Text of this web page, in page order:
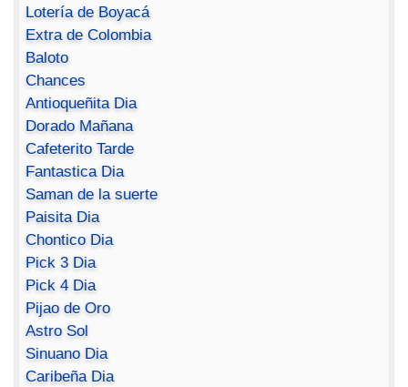
Lotería de Boyacá
Extra de Colombia
Baloto
Chances
Antioqueñita Dia
Dorado Mañana
Cafeterito Tarde
Fantastica Dia
Saman de la suerte
Paisita Dia
Chontico Dia
Pick 3 Dia
Pick 4 Dia
Pijao de Oro
Astro Sol
Sinuano Dia
Caribeña Dia